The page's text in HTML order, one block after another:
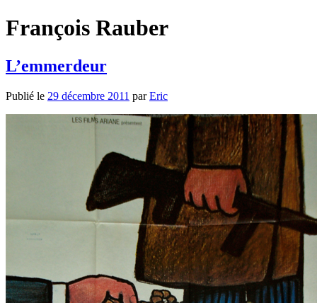
François Rauber
L’emmerdeur
Publié le 29 décembre 2011 parEric